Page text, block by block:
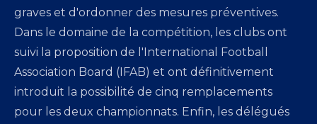
graves et d'ordonner des mesures préventives.
Dans le domaine de la compétition, les clubs ont
suivi la proposition de l'International Football
Association Board (IFAB) et ont définitivement
introduit la possibilité de cinq remplacements
pour les deux championnats. Enfin, les délégués